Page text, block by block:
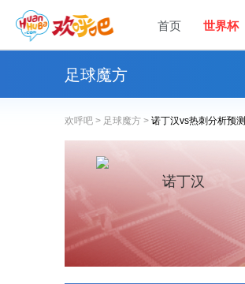
首页 世界杯
足球魔方
欢呼吧 > 足球魔方 > 诺丁汉vs热刺分析预测
诺丁汉